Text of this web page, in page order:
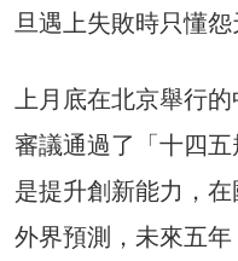
旦遇上失敗時只懂怨
上月底在北京舉行
審議通過了「十四
是提升創新能力，在
外界預測，未來五